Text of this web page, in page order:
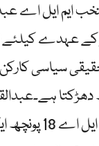
ایم ایل اے
کے عہدے کیلئے
سیاسی
کشمیر کے